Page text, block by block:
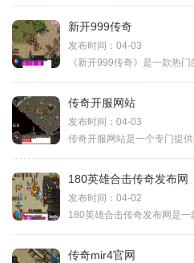
新开999传奇
发布时间：04-03
传奇开服网站
发布时间：04-03
180英雄合击传奇发布网
发布时间：04-02
传奇mir4官网